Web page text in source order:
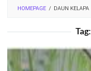
HOMEPAGE / DAUN KELAPA
Tag: